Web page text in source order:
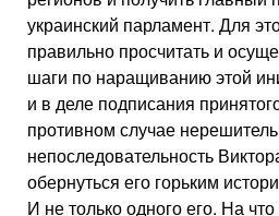
украинский парламент. Для
правильно просчитать и
шаги по наращиванию этой
и в деле подписания
противном случае
непоследовательность
обернуться его горьким
И не только одного его. На